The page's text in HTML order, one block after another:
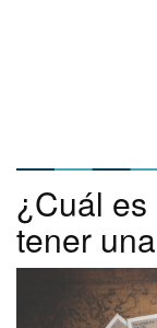
¿Cuál
tener